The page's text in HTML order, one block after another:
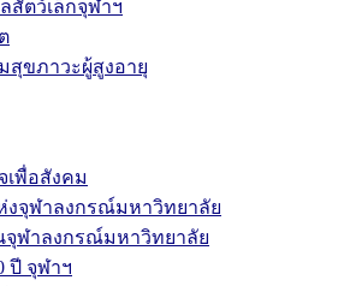
สัตว์เล็กจุฬาฯ
สุขภาวะผู้สูงอายุ
พื่อสังคม
งจุฬาลงกรณ์มหาวิทยาลัย
จุฬาลงกรณ์มหาวิทยาลัย
ปี จุฬาฯ